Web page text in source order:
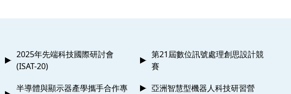
2025年先端科技國際研討會
(ISAT-20)
第21屆數位訊號處理創思設計競
賽
半導體與顯示器產學攜手合作專
亞洲智慧型機器人科技研習營